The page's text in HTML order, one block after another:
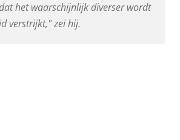
het waarschijnlijk diverser wordt
verstrijkt," zei hij.